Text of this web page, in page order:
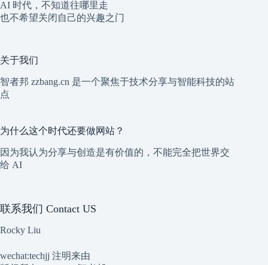
AI 时代，不知道往哪里走
也不希望关闭自己的兴趣之门
关于我们
智者邦 zzbang.cn 是一个聚焦于技术分享与智能科技的站
点
为什么这个时代还要做网站？
因为我认为分享与创造是有价值的，不能完全把世界交
给 AI
联系我们 Contact US
Rocky Liu
wechat:techjj 注明来由